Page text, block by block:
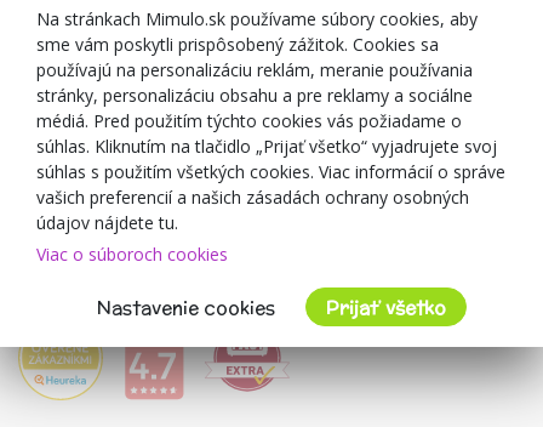
Zľavové kupóny
Blog
O predajcovi
Mimulo.sk
Obchodné podmienky
Ochrana osobných údajov GDPR
Kontakty
Spolupracujeme
Na stránkach Mimulo.sk používame súbory cookies, aby
sme vám poskytli prispôsobený zážitok. Cookies sa
používajú na personalizáciu reklám, meranie používania
stránky, personalizáciu obsahu a pre reklamy a sociálne
médiá. Pred použitím týchto cookies vás požiadame o
súhlas. Kliknutím na tlačidlo „Prijať všetko“ vyjadrujete svoj
súhlas s použitím všetkých cookies. Viac informácií o správe
vašich preferencií a našich zásadách ochrany osobných
údajov nájdete tu.
Viac o súboroch cookies
Nastavenie cookies Prijať všetko